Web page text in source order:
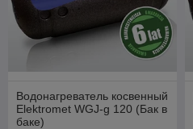
Водонагреватель косвенный
Elektromet WGJ-g 120 (Бак в
баке)